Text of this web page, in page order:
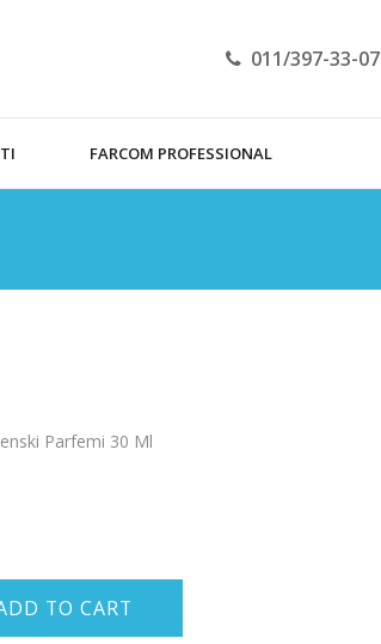
011/397-33-07
FARCOM PROFESSIONAL
Parfemi 30 Ml
TO CART